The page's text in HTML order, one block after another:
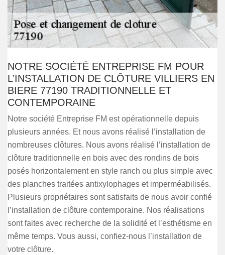
NOTRE SOCIÉTÉ ENTREPRISE FM POUR
L’INSTALLATION DE CLÔTURE VILLIERS EN
BIERE 77190 TRADITIONNELLE ET
CONTEMPORAINE
Notre société Entreprise FM est opérationnelle depuis
plusieurs années. Et nous avons réalisé l’installation de
nombreuses clôtures. Nous avons réalisé l’installation de
clôture traditionnelle en bois avec des rondins de bois
posés horizontalement en style ranch ou plus simple avec
des planches traitées antixylophages et imperméabilisés.
Plusieurs propriétaires sont satisfaits de nous avoir confié
l’installation de clôture contemporaine. Nos réalisations
sont faites avec recherche de la solidité et l’esthétisme en
même temps. Vous aussi, confiez-nous l’installation de
votre clôture.